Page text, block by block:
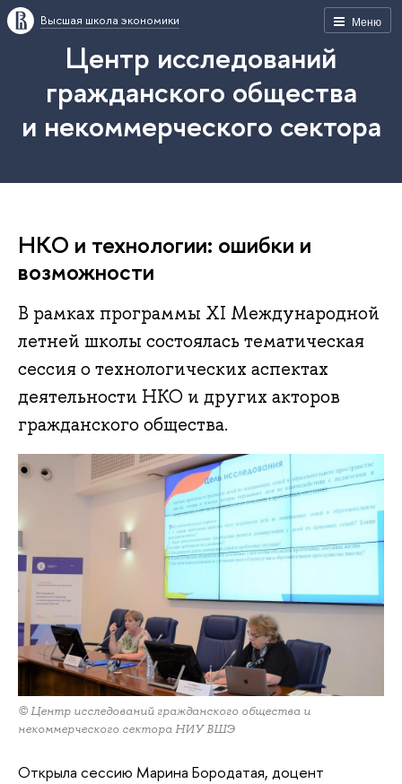
Меню
Высшая школа экономики
Центр исследований
гражданского общества
и некоммерческого сектора
НКО и технологии: ошибки и
возможности
В рамках программы XI Международной
летней школы состоялась тематическая
сессия о технологических аспектах
деятельности НКО и других акторов
гражданского общества.
© Центр исследований гражданского общества и
некоммерческого сектора НИУ ВШЭ
Открыла сессию Марина Бородатая, доцент